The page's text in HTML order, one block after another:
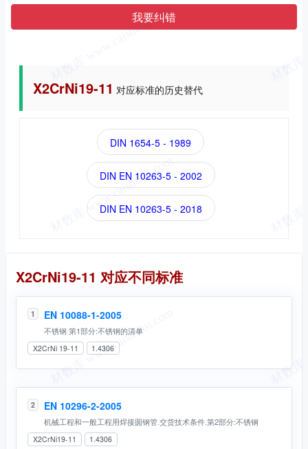
我要纠错
X2CrNi19-11 对应标准的历史替代
DIN 1654-5 - 1989
DIN EN 10263-5 - 2002
DIN EN 10263-5 - 2018
同名标准
X2CrNi19-11 对应不同标准
1 EN 10088-1-2005
不锈钢 第1部分:不锈钢的清单
X2CrNi 19-11 1.4306
2 EN 10296-2-2005
机械工程和一般工程用焊接圆钢管.交货技术条件.第2部分:不锈钢
X2CrNi19-11 1.4306